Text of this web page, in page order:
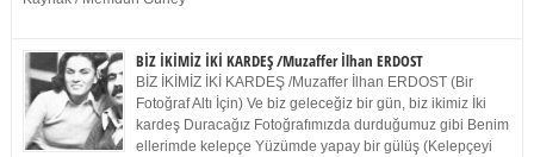
BİZ İKİMİZ İKİ KARDEŞ /Muzaffer İlhan ERDOST
BİZ İKİMİZ İKİ KARDEŞ /Muzaffer İlhan ERDOST (Bir
Fotoğraf Altı İçin) Ve biz geleceğiz bir gün, biz ikimiz İki
kardeş Duracağız Fotoğrafımızda durduğumuz gibi Benim
ellerimde kelepçe Yüzümde yapay bir gülüş (Kelepçeyi